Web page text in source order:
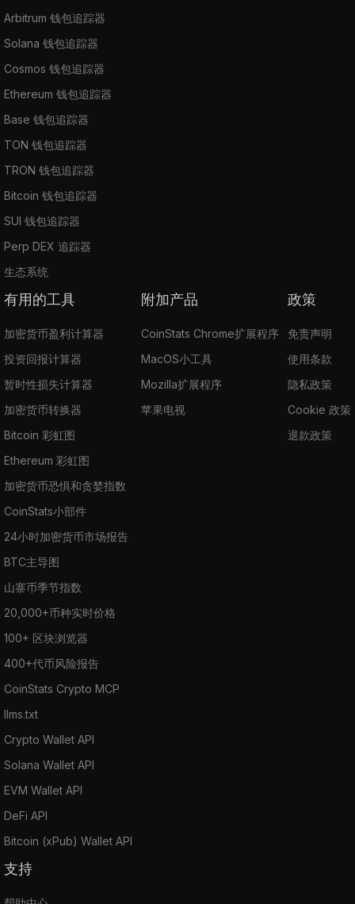
Arbitrum 钱包追踪器
Solana 钱包追踪器
Cosmos 钱包追踪器
Ethereum 钱包追踪器
Base 钱包追踪器
TON 钱包追踪器
TRON 钱包追踪器
Bitcoin 钱包追踪器
SUI 钱包追踪器
Perp DEX 追踪器
生态系统
有用的工具
加密货币盈利计算器
投资回报计算器
暂时性损失计算器
加密货币转换器
Bitcoin 彩虹图
Ethereum 彩虹图
加密货币恐惧和贪婪指数
CoinStats小部件
24小时加密货币市场报告
BTC主导图
山寨币季节指数
20,000+币种实时价格
100+ 区块浏览器
400+代币风险报告
CoinStats Crypto MCP
llms.txt
Crypto Wallet API
Solana Wallet API
EVM Wallet API
DeFi API
Bitcoin (xPub) Wallet API
附加产品
CoinStats Chrome扩展程序
MacOS小工具
Mozilla扩展程序
苹果电视
政策
免责声明
使用条款
隐私政策
Cookie 政策
退款政策
支持